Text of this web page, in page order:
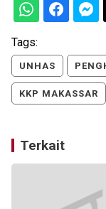
Tags:
UNHAS
KKP MAKASSAR
Terkait